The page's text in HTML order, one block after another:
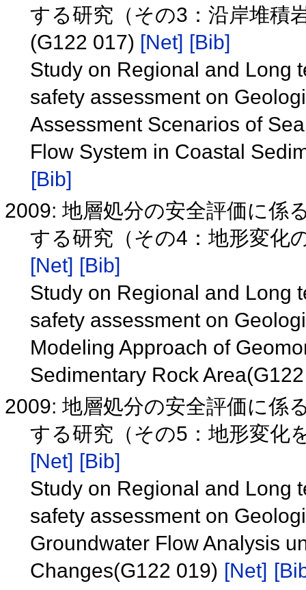
する研究（その3：沿岸堆積
(G122 017) [Net] [Bib]
Study on Regional and Long
safety assessment on
Assessment Scenarios of
Flow System in Coastal
[Bib]
2009: 地層処分の安全評価に係
する研究（その4：地形変化
[Net] [Bib]
Study on Regional and Long
safety assessment on
Modeling Approach of
Sedimentary Rock
2009: 地層処分の安全評価に係
する研究（その5：地形変化
[Net] [Bib]
Study on Regional and Long
safety assessment on
Groundwater Flow Analysis
Changes(G122 019) [Net]